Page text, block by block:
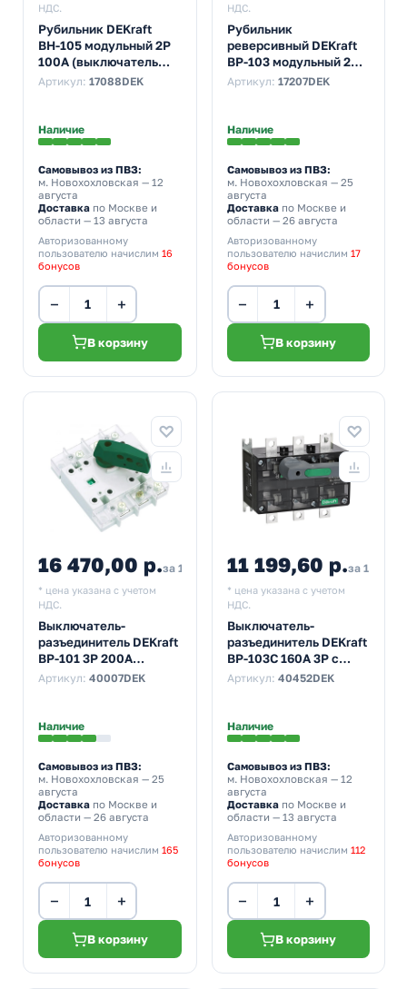
НДС.
Рубильник DEKraft
ВН-105 модульный 2P
100А (выключатель
нагрузки)
Артикул: 17088DEK
Наличие
Самовывоз из ПВЗ:
м. Новохохловская — 12
августа
Доставка по Москве и
области — 13 августа
Авторизованному
пользователю начислим 16
бонусов
− +
В корзину
НДС.
Рубильник
реверсивный DEKraft
ВР-103 модульный 2P
20А трехпозиционный
Артикул: 17207DEK
Наличие
Самовывоз из ПВЗ:
м. Новохохловская — 25
августа
Доставкапо Москве и
области — 26 августа
Авторизованному
пользователю начислим 17
бонусов
− +
В корзину
16 470,00 р.за 1 шт
* цена указана с учетом
НДС.
Выключатель-
разъединитель DEKraft
ВР-101 3P 200A
трехфазный
Артикул: 40007DEK
Наличие
Самовывоз из ПВЗ:
м. Новохохловская — 25
августа
Доставка по Москве и
области — 26 августа
Авторизованному
пользователю начислим 165
бонусов
− +
В корзину
11 199,60 р.за 1 шт
* цена указана с учетом
НДС.
Выключатель-
разъединитель DEKraft
ВР-103С 160А 3Р с
видимым разрывом
Артикул: 40452DEK
Наличие
Самовывоз из ПВЗ:
м. Новохохловская — 12
августа
Доставкапо Москве и
области — 13 августа
Авторизованному
пользователю начислим 112
бонусов
− +
В корзину